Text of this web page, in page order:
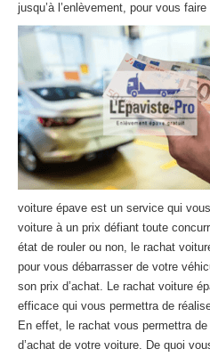
– Aube
– Aisne
Tousles secteurs
CENTREVHU AGRÉE
Centreagréé VHU Paris 75 :
Centre agréé VHU 77 :
Centre agréé VHU 78 :
Centreagréé VHU 91 :
Centreagréé VHU 92 :
Centreagréé VHU 93 :
jusqu’à l’enlèvement, pour vous
voiture épave est un service qui
voiture à un prix défiant toute
état de rouler ou non, le rachat
pour vous débarrasser de votre
son prix d’achat. Le rachat voiture
efficace qui vous permettra de
En effet, le rachat vous permettra
d’achat de votre voiture. De quoi